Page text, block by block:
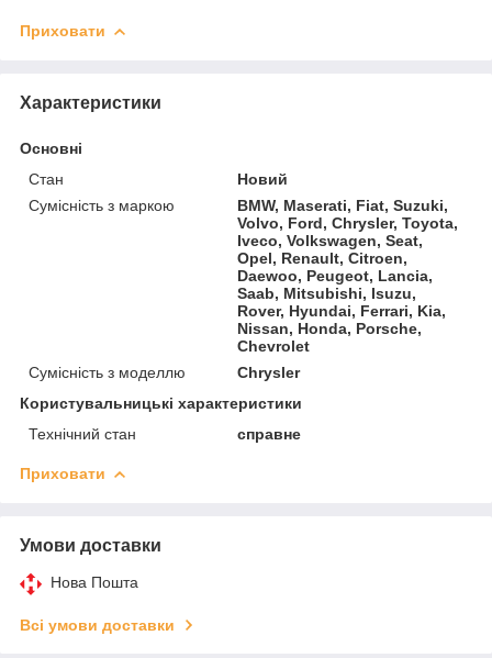
Приховати
Характеристики
Основні
Стан
Новий
Сумісність з маркою
BMW, Maserati, Fiat, Suzuki,
Volvo, Ford, Chrysler, Toyota,
Iveco, Volkswagen, Seat,
Opel, Renault, Citroen,
Daewoo, Peugeot, Lancia,
Saab, Mitsubishi, Isuzu,
Rover, Hyundai, Ferrari, Kia,
Nissan, Honda, Porsche,
Chevrolet
Сумісність з моделлю
Chrysler
Користувальницькі характеристики
Технічний стан
справне
Приховати
Умови доставки
Нова Пошта
Всі умови доставки